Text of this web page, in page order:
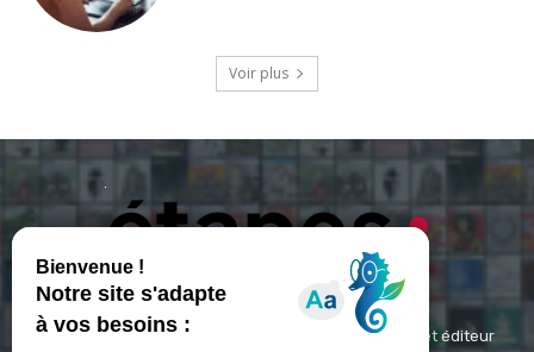
Voir plus
ETAPES : Magazine Média de référence depuis 1994 et éditeur